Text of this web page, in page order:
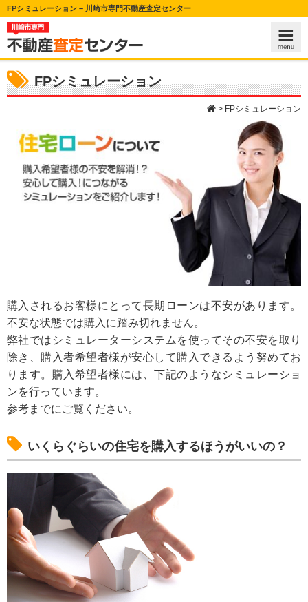
FPシミュレーション – 川崎市専門不動産査定センター
FPシミュレーション
> FPシミュレーション
購入されるお客様にとって長期ローンは不安があります。
不安な状態では購入に踏み切れません。
弊社ではシミュレーターシステムを使ってその不安を取り
除き、購入者希望者様が安心して購入できるよう努めてお
ります。購入希望者様には、下記のようなシミュレーショ
ンを行っています。
参考までにご覧ください。
いくらぐらいの住宅を購入するほうがいいの？